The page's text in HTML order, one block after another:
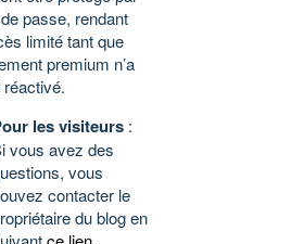
passe, rendant
limité tant que
premium n’a
les visiteurs :
vous avez des
vous
contacter le
du blog en